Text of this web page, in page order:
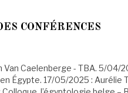
CONFÉRENCES
Caelenberge - TBA. 5/04/
Égypte. 17/05/2025 : Aurélie